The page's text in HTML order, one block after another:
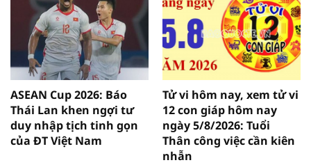
ASEAN Cup 2026: Báo
Thái Lan khen ngợi tư
duy nhập tịch tinh gọn
của ĐT Việt Nam
Tử vi hôm nay, xem tử vi
12 con giáp hôm nay
ngày 5/8/2026: Tuổi
Thân công việc cần kiên
nhẫn